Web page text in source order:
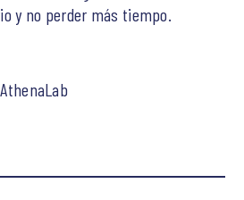
y no perder más tiempo.